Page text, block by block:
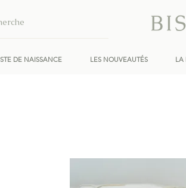
DE NAISSANCE LES NOUVEAUTÉS LA